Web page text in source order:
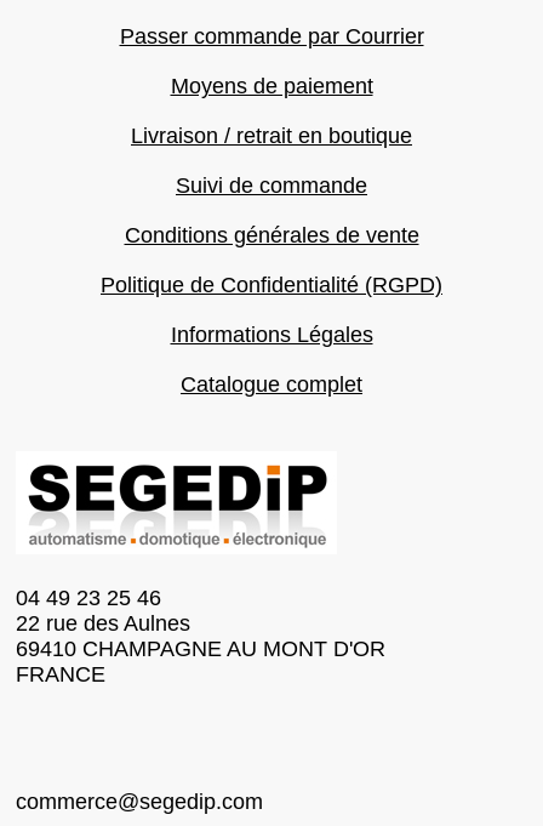
Passer commande par Courrier
Moyens de paiement
Livraison / retrait en boutique
Suivi de commande
Conditions générales de vente
Politique de Confidentialité (RGPD)
Informations Légales
Catalogue complet
04 49 23 25 46
22 rue des Aulnes
69410 CHAMPAGNE AU MONT D'OR
FRANCE
commerce@segedip.com